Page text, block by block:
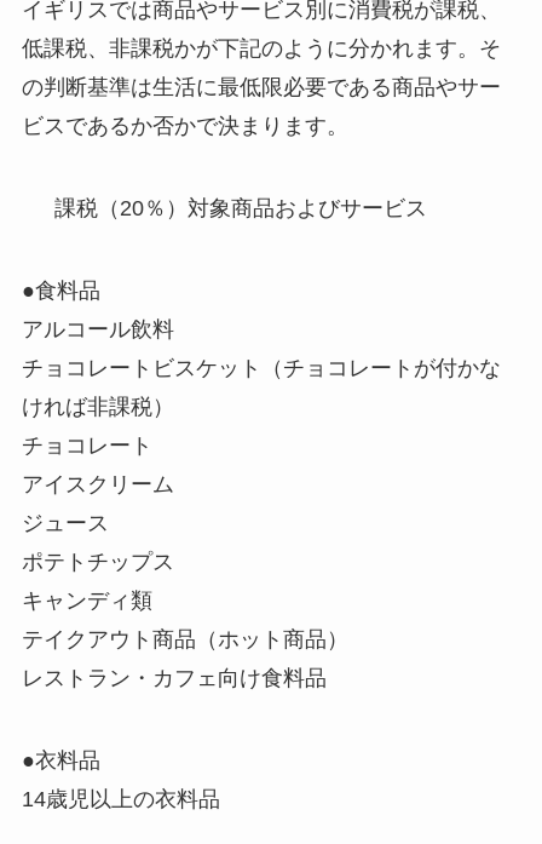
イギリスでは商品やサービス別に消費税が課税、
低課税、非課税かが下記のように分かれます。そ
の判断基準は生活に最低限必要である商品やサー
ビスであるか否かで決まります。
課税（20％）対象商品およびサービス
●食料品
アルコール飲料
チョコレートビスケット（チョコレートが付かな
ければ非課税）
チョコレート
アイスクリーム
ジュース
ポテトチップス
キャンディ類
テイクアウト商品（ホット商品）
レストラン・カフェ向け食料品
●衣料品
14歳児以上の衣料品